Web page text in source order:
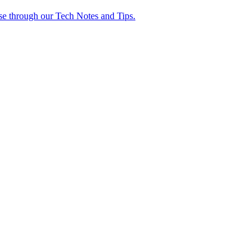
through our Tech Notes and Tips.